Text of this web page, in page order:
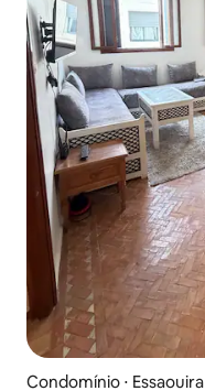
Condomínio ⋅ Essaouira